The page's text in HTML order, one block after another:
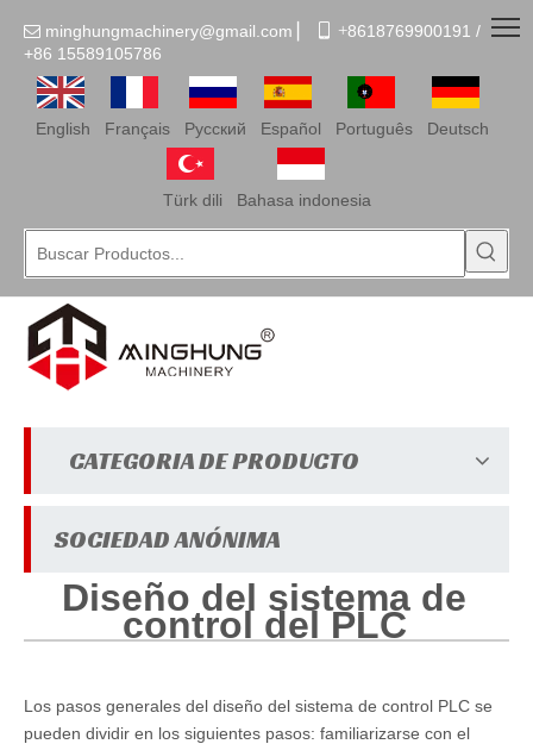
 minghungmachinery@gmail.com  +8618769900191 /
+86 15589105786
English Français Pусский Español Português Deutsch
Türk dili Bahasa indonesia
CATEGORIA DE PRODUCTO
SOCIEDAD ANÓNIMA
Diseño del sistema de
control del PLC
Los pasos generales del diseño del sistema de control PLC se
pueden dividir en los siguientes pasos: familiarizarse con el